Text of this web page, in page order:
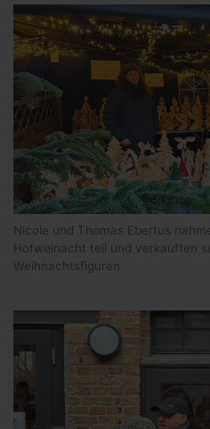
Nicole und Thomas Ebertus
Hofweinacht teil und verkauften
Weihnachtsfiguren.